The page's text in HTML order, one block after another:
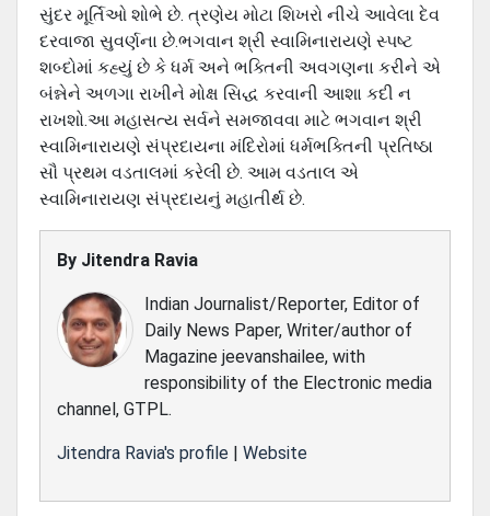
સુંદર મૂર્તિઓ શોભે છે. ત્રણેય મોટા શિખરો નીચે આવેલા દેવ
દરવાજા સુવર્ણના છે.ભગવાન શ્રી સ્વામિનારાયણે સ્પષ્ટ
શબ્દોમાં કહ્યું છે કે ધર્મ અને ભક્તિની અવગણના કરીને એ
બંન્નેને અળગા રાખીને મોક્ષ સિદ્ધ કરવાની આશા કદી ન
રાખશો.આ મહાસત્ય સર્વને સમજાવવા માટે ભગવાન શ્રી
સ્વામિનારાયણે સંપ્રદાયના મંદિરોમાં ધર્મભક્તિની પ્રતિષ્ઠા
સૌ પ્રથમ વડતાલમાં કરેલી છે. આમ વડતાલ એ
સ્વામિનારાયણ સંપ્રદાયનું મહાતીર્થ છે.
By Jitendra Ravia
Indian Journalist/Reporter, Editor of
Daily News Paper, Writer/author of
Magazine jeevanshailee, with
responsibility of the Electronic media
channel, GTPL.
Jitendra Ravia's profile | Website